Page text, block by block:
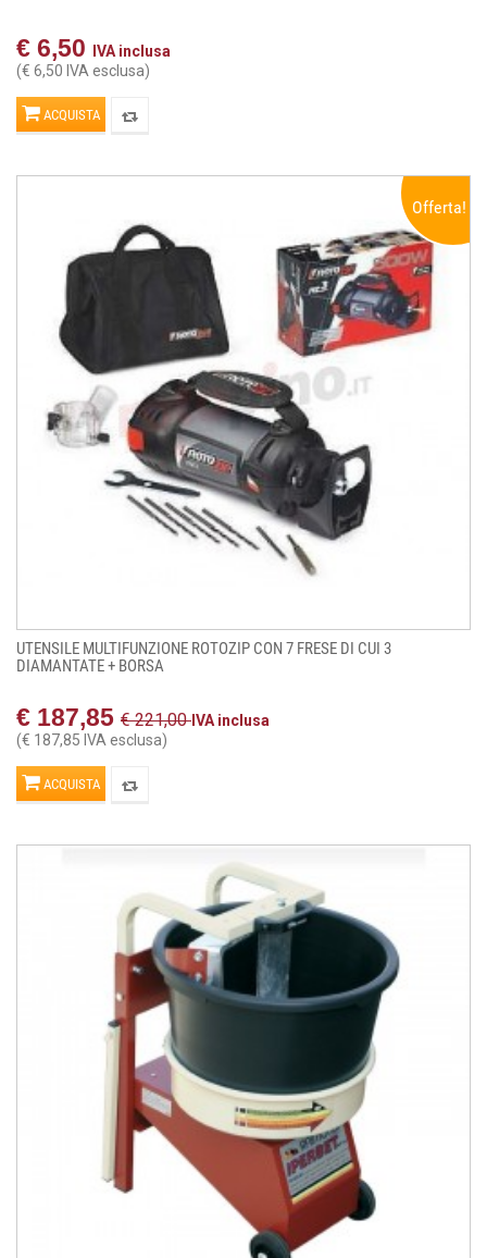
€ 6,50
IVA inclusa
(€ 6,50 IVA esclusa)
ACQUISTA
Offerta!
UTENSILE MULTIFUNZIONE ROTOZIP CON 7 FRESE DI CUI 3
DIAMANTATE + BORSA
€ 187,85 € 221,00 IVA inclusa
(€ 187,85 IVA esclusa)
ACQUISTA